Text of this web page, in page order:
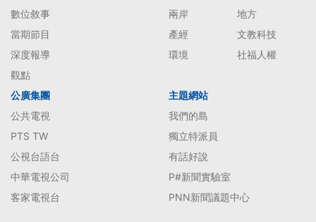
數位敘事
當期節目
深度報導
觀點
兩岸
地方
產經
文教科技
環境
社福人權
公廣集團
公共電視
PTS TW
公視台語台
中華電視公司
客家電視台
主題網站
我們的島
獨立特派員
有話好說
P#新聞實驗室
PNN新聞議題中心